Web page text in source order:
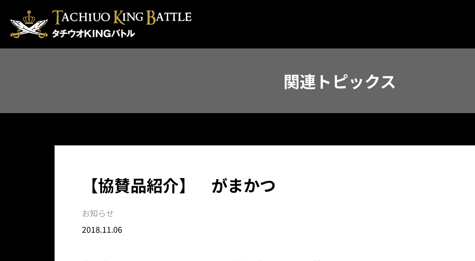
関連トピックス
【協賛品紹介】 がまかつ
お知らせ
2018.11.06